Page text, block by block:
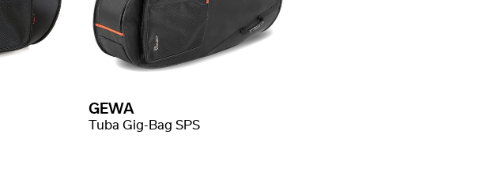
GEWA
Tuba Gig-Bag SPS